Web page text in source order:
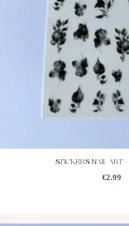
ACHETEZ
STICKERS NAIL ART
€2.99